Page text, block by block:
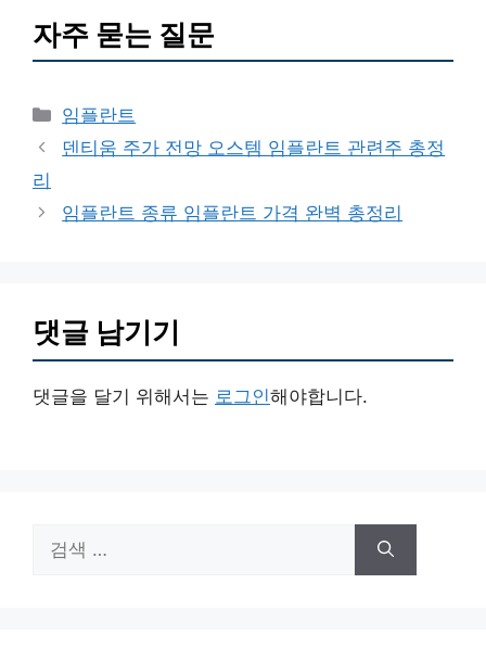
자주 묻는 질문
카
테
임플란트
덴티움 주가 전망 오스템 임플란트 관련주 총정
리
임플란트 종류 임플란트 가격 완벽 총정리
댓글 남기기
댓글을 달기 위해서는 로그인해야합니다.
색: